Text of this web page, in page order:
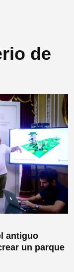
de
antiguo
un parque